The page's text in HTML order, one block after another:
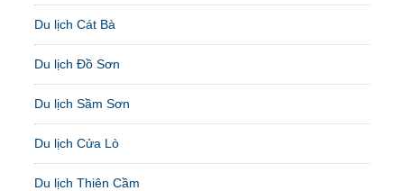
Du lịch Cát Bà
Du lịch Đồ Sơn
Du lịch Sầm Sơn
Du lịch Cửa Lò
Du lịch Thiên Cầm